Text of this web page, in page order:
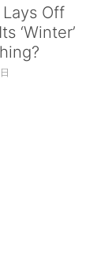
Off
‘Winter’